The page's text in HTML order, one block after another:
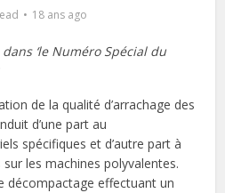
18 ans ago
‘le Numéro Spécial du
de la qualité d’arrachage des
d’une part au
spécifiques et d’autre part à
sur les machines polyvalentes.
décompactage effectuant un